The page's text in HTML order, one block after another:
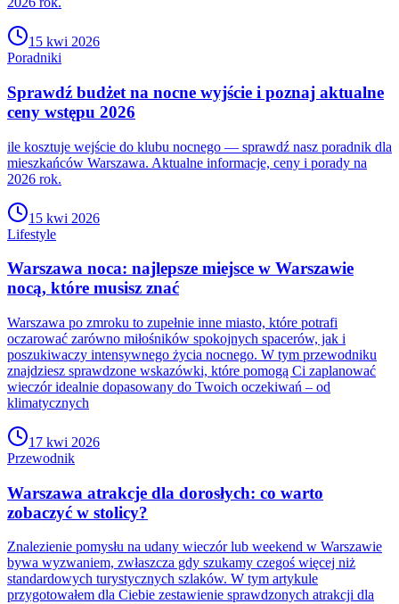
15 kwi 2026
Poradniki
Sprawdź budżet na nocne wyjście i poznaj aktualne
ceny wstępu 2026
ile kosztuje wejście do klubu nocnego — sprawdź nasz poradnik dla
mieszkańców Warszawa. Aktualne informacje, ceny i porady na
2026 rok.
15 kwi 2026
Lifestyle
Warszawa noca: najlepsze miejsce w Warszawie
nocą, które musisz znać
Warszawa po zmroku to zupełnie inne miasto, które potrafi
oczarować zarówno miłośników spokojnych spacerów, jak i
poszukiwaczy intensywnego życia nocnego. W tym przewodniku
znajdziesz sprawdzone wskazówki, które pomogą Ci zaplanować
wieczór idealnie dopasowany do Twoich oczekiwań – od
klimatycznych
17 kwi 2026
Przewodnik
Warszawa atrakcje dla dorosłych: co warto
zobaczyć w stolicy?
Znalezienie pomysłu na udany wieczór lub weekend w Warszawie
bywa wyzwaniem, zwłaszcza gdy szukamy czegoś więcej niż
standardowych turystycznych szlaków. W tym artykule
przygotowałem dla Ciebie zestawienie sprawdzonych atrakcji dla